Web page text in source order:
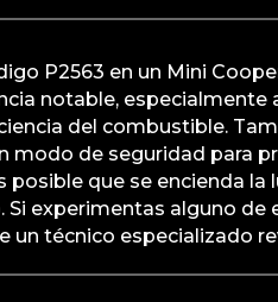
P2563 en un Mini
notable, especialmente
del combustible.
modo de seguridad para
posible que se encienda la
Si experimentas alguno de
un técnico especializado